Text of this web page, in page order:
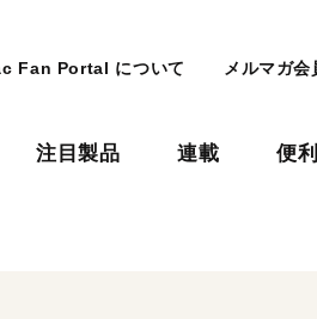
Fan Portal について メルマガ会
注目製品 連載 便